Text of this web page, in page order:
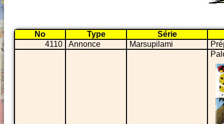
No Type
Série
4110
Annonce Marsupilami